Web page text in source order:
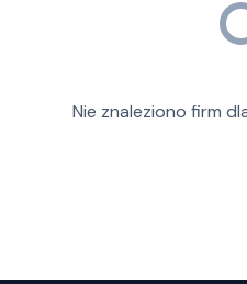
Nie znaleziono firm